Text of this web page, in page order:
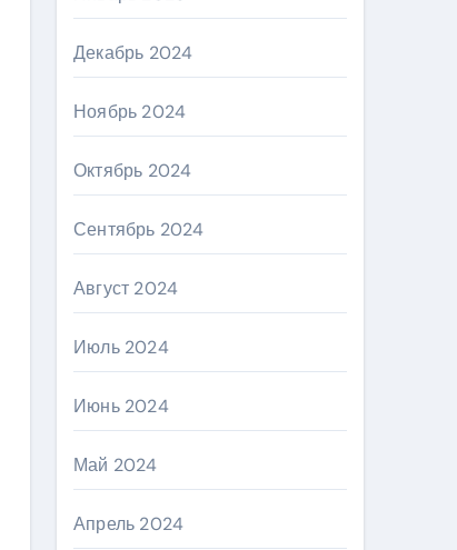
Декабрь 2024
Ноябрь 2024
Октябрь 2024
Сентябрь 2024
Август 2024
Июль 2024
Июнь 2024
Май 2024
Апрель 2024